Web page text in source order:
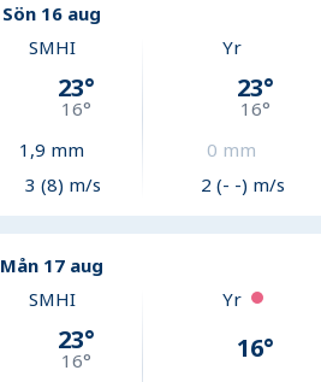
Sön 16 aug
SMHI
23°
16°
1,9 mm
3 (8) m/s
Yr
23°
16°
0 mm
2 (- -) m/s
Mån 17 aug
SMHI
23°
16°
Yr
16°